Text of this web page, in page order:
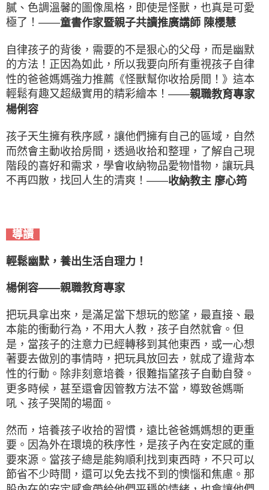
膩、色調溫馨的圖像風格，即使是怪獸，也真是可愛
極了！——童書作家暨親子共讀推廣講師 陳櫻慧
自律孩子的背後，需要的不是狠心的父母，而是幽默
的方法！正因為如此，所以我要向所有重視孩子自律
性的爸爸媽媽強力推薦《怪獸幫你收拾房間！》這本
輕鬆有趣又超級實用的精彩繪本！——親職教育專家
楊俐容
孩子天生擁有秩序感，讓他們擁有自己的區域，自然
而然會主動收拾房間，透過收拾和整理，了解自己現
階段的喜好和需求，學會收納物品愛物惜物，讓玩具
不再四散，找回人生的清爽！——收納教主 廖心筠
導讀
輕鬆幽默，養出生活自理力！
楊俐容——親職教育專家
把玩具拿出來，是滿足當下想玩的慾望，最直接、最
本能的衝動行為，不用大人教，孩子自然就會。但
是，當孩子的注意力已經轉移到其他東西，或一心想
著要去做別的事情時，把玩具放回去，就成了違背本
性的行動。除非刻意培養，很難指望孩子自動自發。
更多時候，甚至還會因管教方法不當，導致爸媽嘶
吼、孩子哭鬧的場面。
然而，培養孩子收拾的習慣，遠比爸爸媽媽想的更重
要。因為外在環境的秩序性，是孩子內在安定感的重
要來源。當孩子總是能夠順利找到東西時，不只可以
節省不少時間，還可以免去找不到的懊惱和焦慮。那